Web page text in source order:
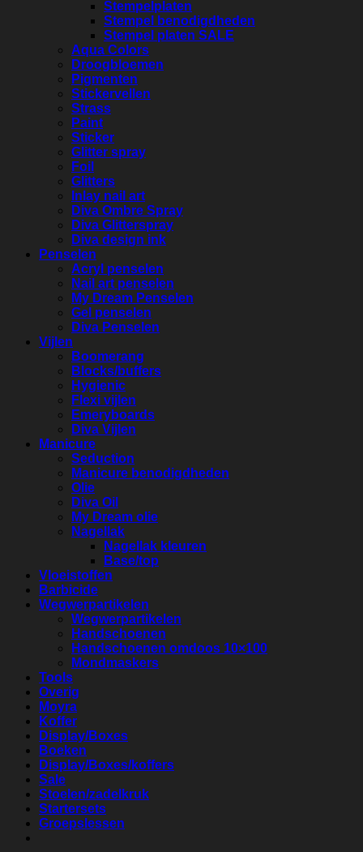
Stempelplaten
Stempel benodigdheden
Stempel platen SALE
Aqua Colors
Droogbloemen
Pigmenten
Stickervellen
Strass
Paint
Sticker
Glitter spray
Foil
Glitters
Inlay nail art
Diva Ombre Spray
Diva Glitterspray
Diva design ink
Penselen
Acryl penselen
Nail art penselen
My Dream Penselen
Gel penselen
Diva Penselen
Vijlen
Boomerang
Blocks/buffers
Hygienic
Flexi vijlen
Emeryboards
Diva Vijlen
Manicure
Seduction
Manicure benodigdheden
Olie
Diva Oil
My Dream olie
Nagellak
Nagellak kleuren
Base/top
Vloeistoffen
Barbicide
Wegwerpartikelen
Wegwerpartikelen
Handschoenen
Handschoenen omdoos 10×100
Mondmaskers
Tools
Overig
Moyra
Koffer
Display/Boxes
Boeken
Display/Boxes/koffers
Sale
Stoelen/zadelkruk
Startersets
Groepslessen